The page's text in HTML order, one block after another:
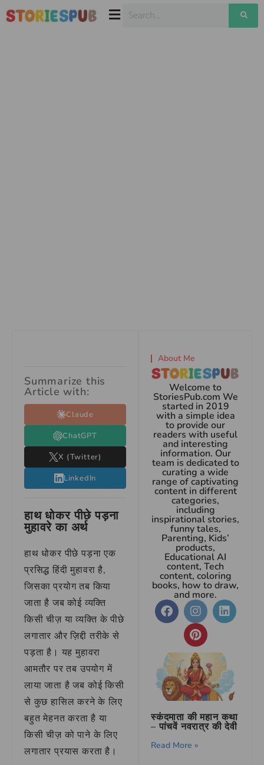
Summarize this
Article with:
Claude
ChatGPT
X (Twitter)
LinkedIn
हाथ धोकर पीछे पड़ना
मुहावरे का अर्थ
हाथ धोकर पीछे पड़ना एक
प्रसिद्ध हिंदी मुहावरा है,
जिसका प्रयोग तब किया
जाता है जब कोई व्यक्ति
किसी चीज़ या व्यक्ति के पीछे
लगातार और ज़िद्दी तरीके से
पड़ता है। यह मुहावरा
आमतौर पर तब उपयोग में
लाया जाता है जब कोई किसी
से कुछ हासिल करने के लिए
बहुत मेहनत करता है या
किसी चीज़ को पाने के लिए
लगातार प्रयास करता है।
About Me
Welcome to
StoriesPub.com We
started in 2019
with a simple idea
to provide our
readers with useful
and interesting
information. Our
team is dedicated to
curating a wide
range of captivating
content in different
categories,
including
inspirational stories,
funny tales,
Parenting, Kids’
products,
Educational AI
content, Tech
content, coloring
books, how to draw,
and more.
स्कंदमाता की महान कथा
– पांचवें नवरात्र की देवी
Read More »